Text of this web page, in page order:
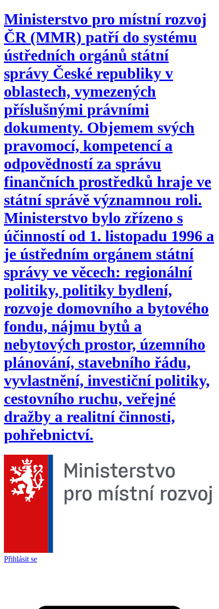
Ministerstvo pro místní rozvoj
ČR (MMR) patří do systému
ústředních orgánů státní
správy České republiky v
oblastech, vymezených
příslušnými právními
dokumenty. Objemem svých
pravomocí, kompetencí a
odpovědností za správu
finančních prostředků hraje ve
státní správě významnou roli.
Ministerstvo bylo zřízeno s
účinností od 1. listopadu 1996 a
je ústředním orgánem státní
správy ve věcech: regionální
politiky, politiky bydlení,
rozvoje domovního a bytového
fondu, nájmu bytů a
nebytových prostor, územního
plánování, stavebního řádu,
vyvlastnění, investiční politiky,
cestovního ruchu, veřejné
dražby a realitní činnosti,
pohřebnictví.
Přihlásit se